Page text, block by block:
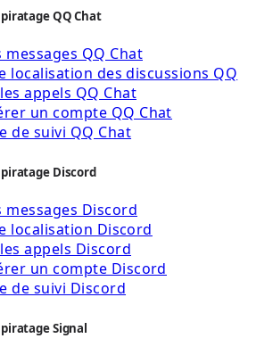
QQ Chat
messages QQ Chat
localisation des discussions QQ
appels QQ Chat
un compte QQ Chat
de suivi QQ Chat
Discord
messages Discord
localisation Discord
appels Discord
un compte Discord
de suivi Discord
Signal